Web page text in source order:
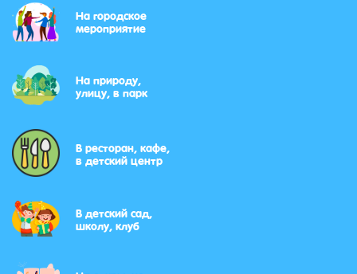
На городское
мероприятие
На природу,
улицу, в парк
В ресторан, кафе,
в детский центр
В детский сад,
школу, клуб